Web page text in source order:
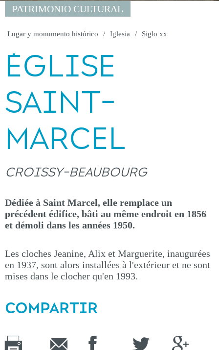
PATRIMONIO CULTURAL
Lugar y monumento histórico Iglesia Siglo xx
ÉGLISE
SAINT-
MARCEL
CROISSY-BEAUBOURG
Dédiée à Saint Marcel, elle remplace un
précédent édifice, bâti au même endroit en 1856
et démoli dans les années 1950.
Les cloches Jeanine, Alix et Marguerite, inaugurées
en 1937, sont alors installées à l'extérieur et ne sont
mises dans le clocher qu'en 1993.
COMPARTIR